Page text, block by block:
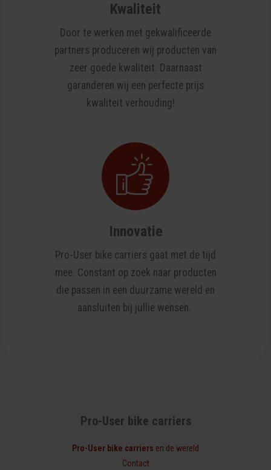
Kwaliteit
Door te werken met gekwalificeerde
partners produceren wij producten van
zeer goede kwaliteit. Daarnaast
garanderen wij een perfecte prijs
kwaliteit verhouding!
Innovatie
Pro-User bike carriers gaat met de tijd
mee. Constant op zoek naar producten
die passen in een duurzame wereld en
aansluiten bij jullie wensen.
Pro-User bike carriers
Pro-User bike carriers en de wereld
Contact